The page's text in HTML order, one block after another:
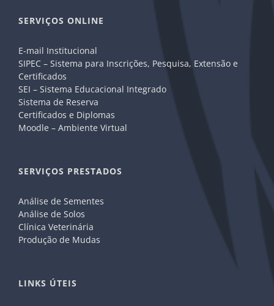
SERVIÇOS ONLINE
E-mail Institucional
SIPEC – Sistema para Inscrições, Pesquisa, Extensão e
Certificados
SEI – Sistema Educacional Integrado
Sistema de Reserva
Certificados e Diplomas
Moodle – Ambiente Virtual
SERVIÇOS PRESTADOS
Análise de Sementes
Análise de Solos
Clínica Veterinária
Produção de Mudas
LINKS ÚTEIS